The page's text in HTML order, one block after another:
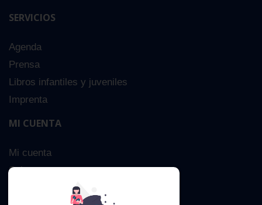
SERVICIOS
Agenda
Prensa
Libros infantiles y juveniles
Imprenta
MI CUENTA
Mi cuenta
Sobre nosotros
Búsqueda Avanzada